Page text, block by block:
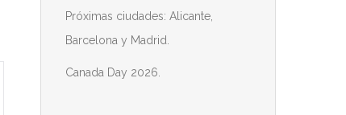
Próximas ciudades: Alicante,
Barcelona y Madrid.
Canada Day 2026.